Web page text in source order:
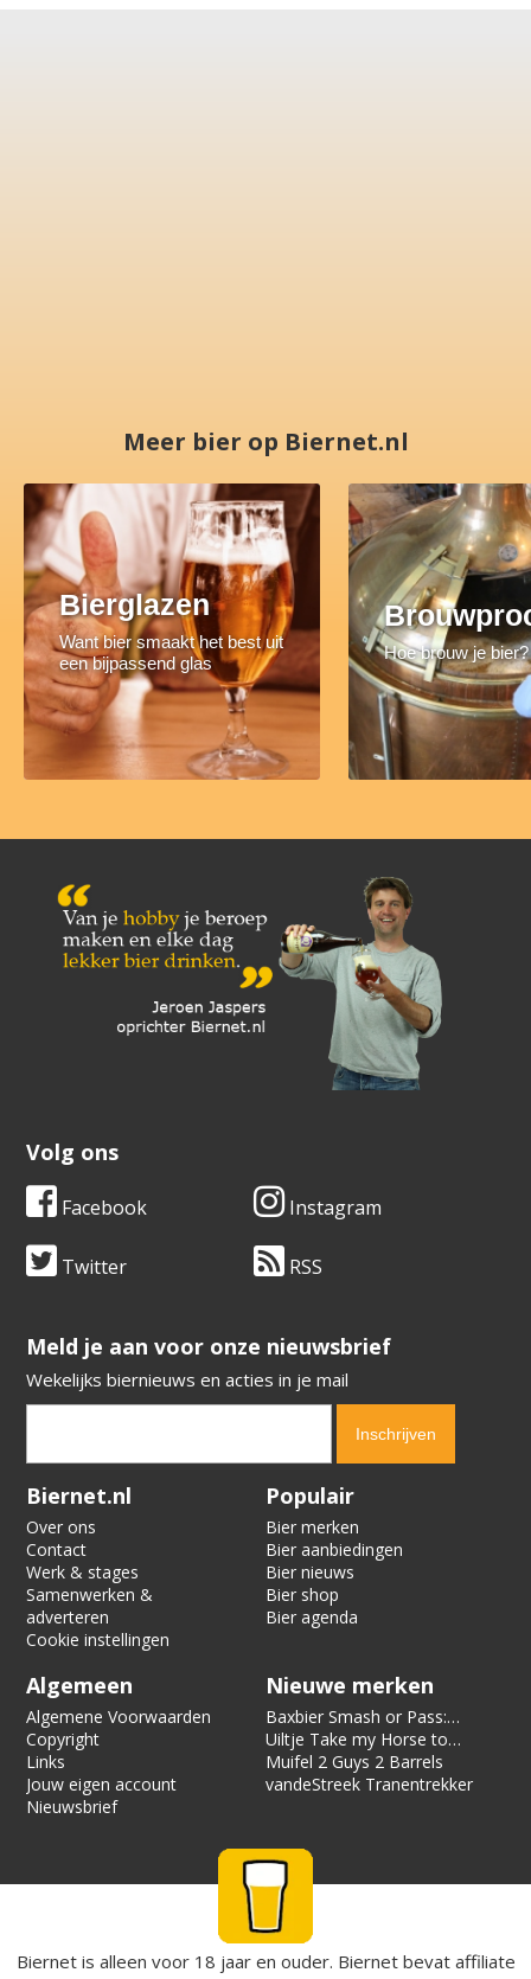
Meer bier op Biernet.nl
Bierglazen
Want bier smaakt het best uit
een bijpassend glas
Hoe brouw je bier?
Volg ons
Facebook Instagram
Twitter RSS
​​​​​​​Meld je aan voor onze nieuwsbrief
Wekelijks biernieuws en acties in je mail
Verification code:
Biernet.nl
Over ons
Contact
Werk & stages
Samenwerken &
adverteren
Cookie instellingen
Populair
Bier merken
Bier aanbiedingen
Bier nieuws
Bier shop
Bier agenda
Algemeen
Algemene Voorwaarden
Copyright
Links
Jouw eigen account
Nieuwsbrief
Nieuwe merken
Baxbier Smash or Pass:
Strata
Uiltje Take my Horse to
the Hotel Room
Muifel 2 Guys 2 Barrels
vandeStreek Tranentrekker
Biernet is alleen voor 18 jaar en ouder. Biernet bevat affiliate